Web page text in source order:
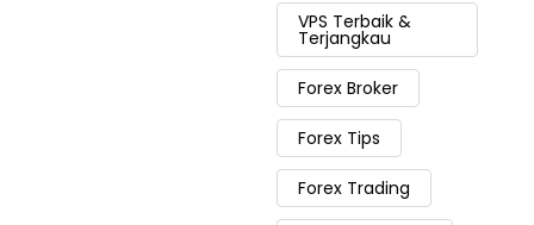
VPS Terbaik &
Terjangkau
Forex Broker
Forex Tips
Forex Trading